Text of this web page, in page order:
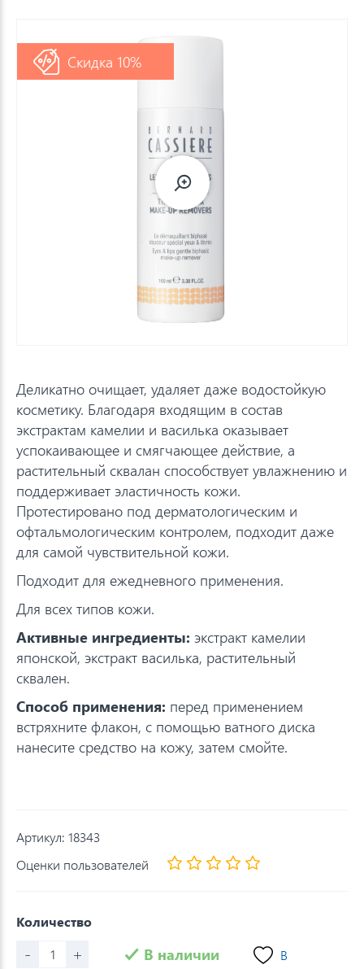
Скидка 10%
Деликатно очищает, удаляет даже водостойкую
косметику. Благодаря входящим в состав
экстрактам камелии и василька оказывает
успокаивающее и смягчающее действие, а
растительный сквалан способствует увлажнению и
поддерживает эластичность кожи.
Протестировано под дерматологическим и
офтальмологическим контролем, подходит даже
для самой чувствительной кожи.
Подходит для ежедневного применения.
Для всех типов кожи.
Активные ингредиенты: экстракт камелии
японской, экстракт василька, растительный
сквален.
Способ применения: перед применением
встряхните флакон, с помощью ватного диска
нанесите средство на кожу, затем смойте.
Артикул: 18343
Оценки пользователей
Количество
- + В наличии
В